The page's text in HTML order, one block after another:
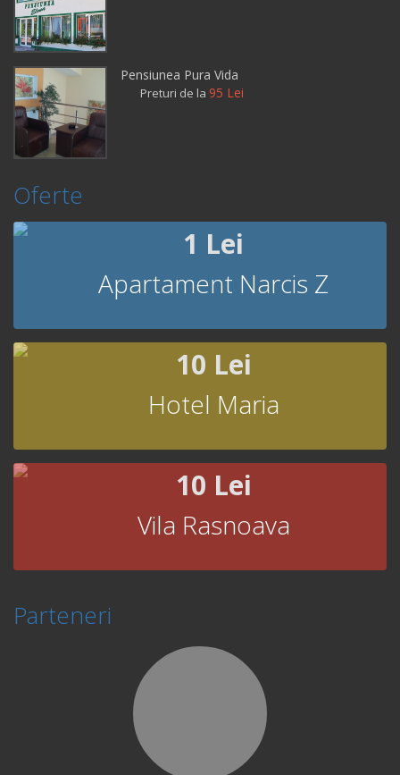
Pensiunea Pura Vida
Preturi de la 95 Lei
Oferte
1 Lei
Apartament Narcis Z
10 Lei
Hotel Maria
10 Lei
Vila Rasnoava
Parteneri